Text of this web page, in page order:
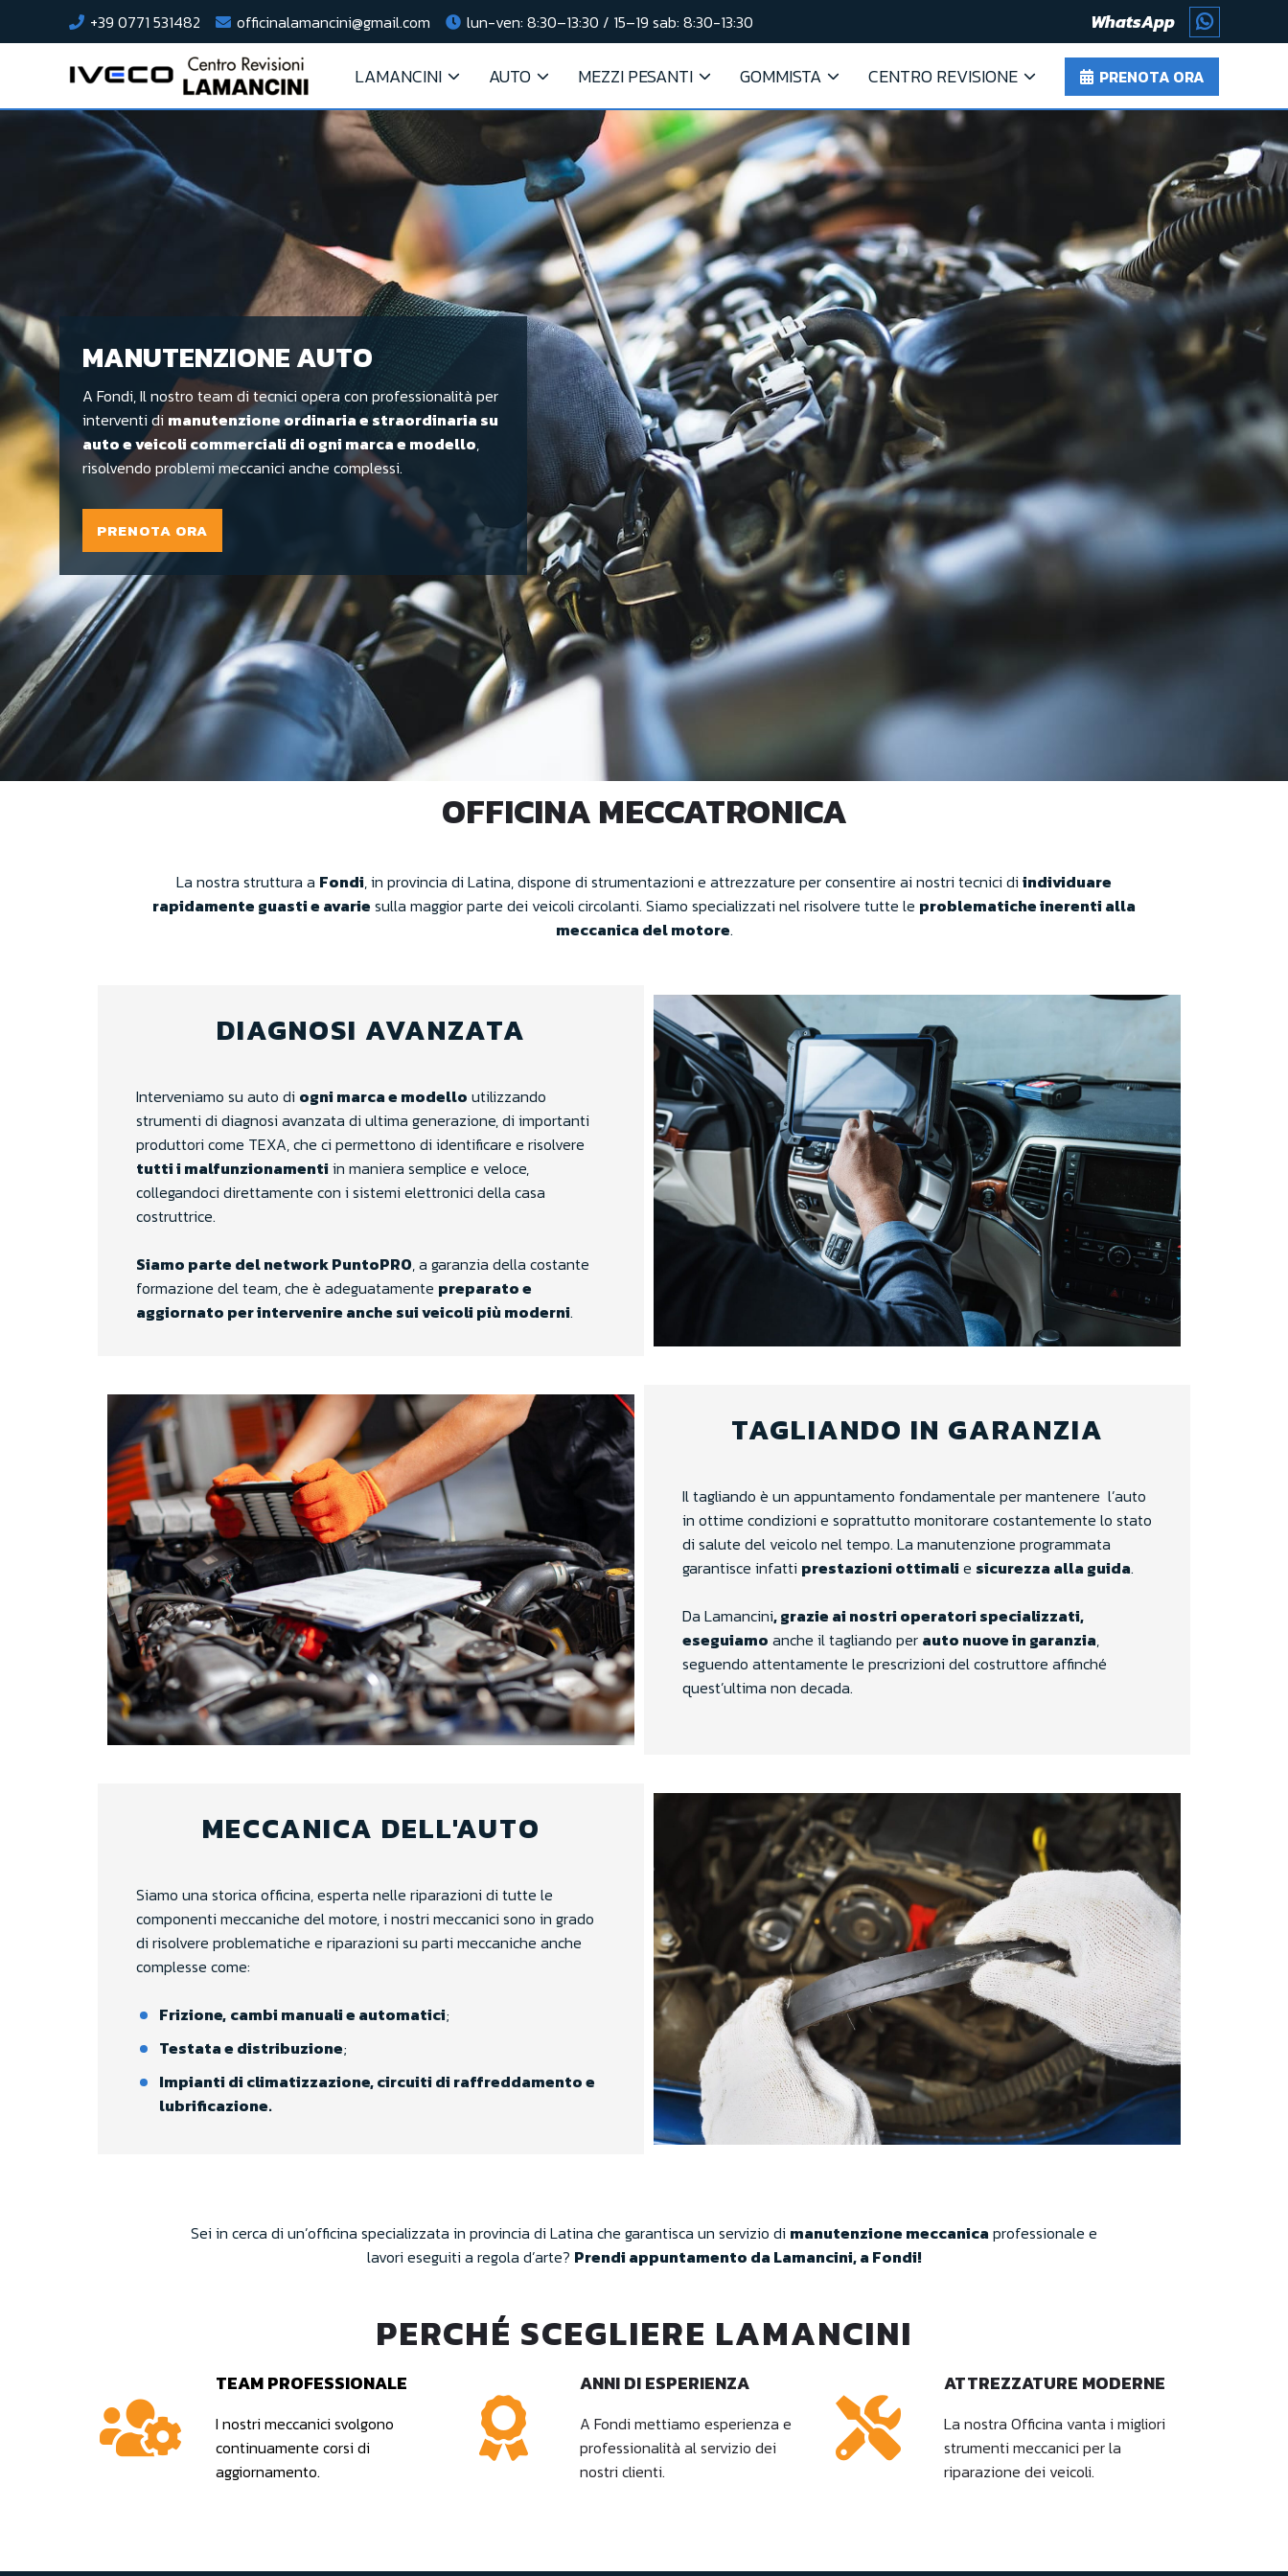
+39 0771 531482 officinalamancini@gmail.com lun-ven: 8:30–13:30 / 15–19 sab: 8:30-13:30 WhatsApp
LAMANCINI AUTO MEZZI PESANTI GOMMISTA CENTRO REVISIONE PRENOTA ORA
MANUTENZIONE AUTO
A Fondi, Il nostro team di tecnici opera con professionalità per
interventi di manutenzione ordinaria e straordinaria su
auto e veicoli commerciali di ogni marca e modello,
risolvendo problemi meccanici anche complessi.
PRENOTA ORA
OFFICINA MECCATRONICA
La nostra struttura a Fondi, in provincia di Latina, dispone di strumentazioni e attrezzature per consentire ai nostri tecnici di individuare
rapidamente guasti e avarie sulla maggior parte dei veicoli circolanti. Siamo specializzati nel risolvere tutte le problematiche inerenti alla
meccanica del motore.
DIAGNOSI AVANZATA
Interveniamo su auto di ogni marca e modello utilizzando
strumenti di diagnosi avanzata di ultima generazione, di importanti
produttori come TEXA, che ci permettono di identificare e risolvere
tutti i malfunzionamenti in maniera semplice e veloce,
collegandoci direttamente con i sistemi elettronici della casa
costruttrice.
Siamo parte del network PuntoPRO, a garanzia della costante
formazione del team, che è adeguatamente preparato e
aggiornato per intervenire anche sui veicoli più moderni.
TAGLIANDO IN GARANZIA
Il tagliando è un appuntamento fondamentale per mantenere l’auto
in ottime condizioni e soprattutto monitorare costantemente lo stato
di salute del veicolo nel tempo. La manutenzione programmata
garantisce infatti prestazioni ottimali e sicurezza alla guida.
Da Lamancini, grazie ai nostri operatori specializzati,
eseguiamo anche il tagliando per auto nuove in garanzia,
seguendo attentamente le prescrizioni del costruttore affinché
quest’ultima non decada.
MECCANICA DELL'AUTO
Siamo una storica officina, esperta nelle riparazioni di tutte le
componenti meccaniche del motore, i nostri meccanici sono in grado
di risolvere problematiche e riparazioni su parti meccaniche anche
complesse come:
Frizione, cambi manuali e automatici;
Testata e distribuzione;
Impianti di climatizzazione, circuiti di raffreddamento e
lubrificazione.
Sei in cerca di un’officina specializzata in provincia di Latina che garantisca un servizio di manutenzione meccanica professionale e
lavori eseguiti a regola d’arte? Prendi appuntamento da Lamancini, a Fondi!
PERCHÉ SCEGLIERE LAMANCINI
TEAM PROFESSIONALE
I nostri meccanici svolgono
continuamente corsi di
aggiornamento.
ANNI DI ESPERIENZA
A Fondi mettiamo esperienza e
professionalità al servizio dei
nostri clienti.
ATTREZZATURE MODERNE
La nostra Officina vanta i migliori
strumenti meccanici per la
riparazione dei veicoli.